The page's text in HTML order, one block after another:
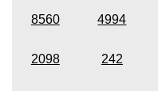
8560 4994
2098 242